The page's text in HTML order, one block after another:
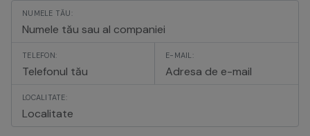
NUMELE TĂU:
TELEFON: E-MAIL:
LOCALITATE: